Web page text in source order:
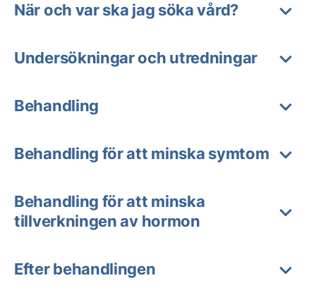
När och var ska jag söka vård?
Undersökningar och utredningar
Behandling
Behandling för att minska symtom
Behandling för att minska
tillverkningen av hormon
Efter behandlingen